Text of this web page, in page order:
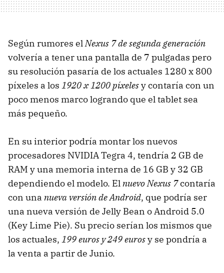
Según rumores elNexus 7 de segunda generación
volvería a tener una pantalla de 7 pulgadas pero
su resolución pasaría de los actuales 1280 x 800
píxeles a los 1920 x 1200 píxelesy contaría con un
poco menos marco logrando que el tablet sea
más pequeño.
En su interior podría montar los nuevos
procesadores NVIDIA Tegra 4, tendría 2 GB de
RAM y una memoria interna de 16 GB y 32 GB
dependiendo el modelo. Elnuevo Nexus 7contaría
con una nueva versión de Android, que podría ser
una nueva versión de Jelly Bean o Android 5.0
(Key Lime Pie). Su precio serían los mismos que
los actuales, 199 euros y 249 eurosy se pondría a
la venta a partir de Junio.